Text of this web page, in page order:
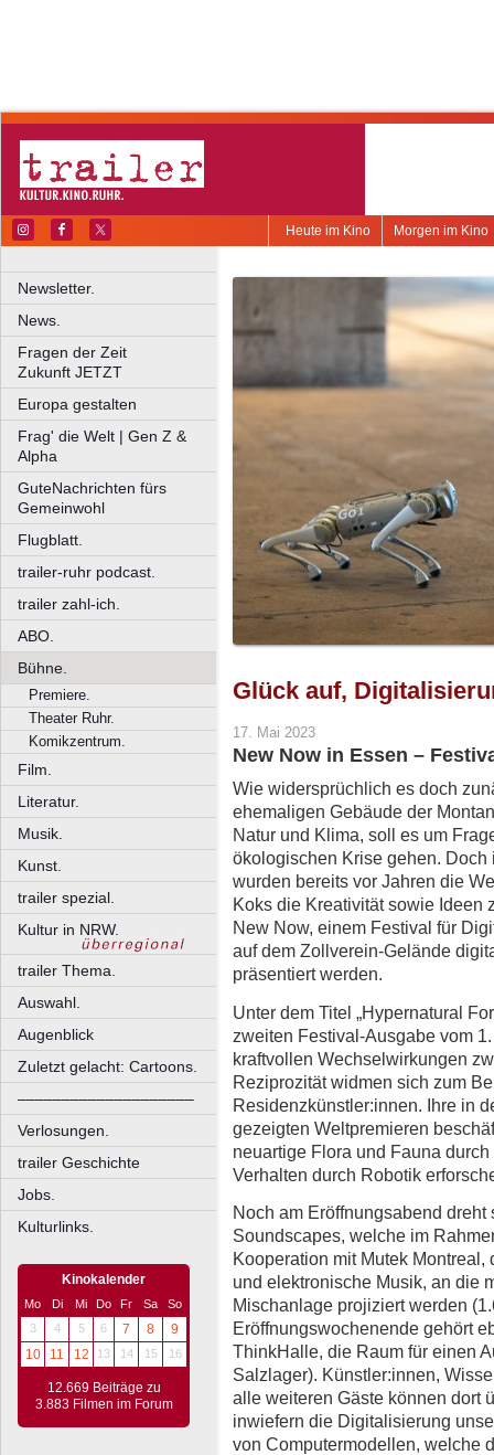
Morgen im Kino
Heute im Kino
Newsletter.
News.
Fragen der Zeit
Zukunft JETZT
Europa gestalten
Frag' die Welt | Gen Z &
Alpha
GuteNachrichten fürs
Gemeinwohl
Flugblatt.
trailer-ruhr podcast.
trailer zahl-ich.
ABO.
Bühne.
Premiere.
Theater Ruhr.
Komikzentrum.
Film.
Literatur.
Musik.
Kunst.
trailer spezial.
Kultur in NRW.
trailer Thema.
Auswahl.
Augenblick
Zuletzt gelacht: Cartoons.
––––––––––––––––––––
Verlosungen.
trailer Geschichte
Jobs.
Kulturlinks.
Kinokalender
Mo Di Mi Do Fr Sa
So
3
4 5 6 7 8
9
10
11 12 13 14 15 16
12.669 Beiträge zu
3.883 Filmen im Forum
Glück auf,
17. Mai 2023
New Now in Essen –
Wie widersprüchlich es doch
ehemaligen Gebäude der
Natur und Klima, soll es um
ökologischen Krise gehen.
wurden bereits vor Jahren die
Koks die Kreativität sowie Ideen
New Now, einem Festival für
auf dem Zollverein-Gelände
präsentiert werden.
Unter dem Titel „Hypernatural
zweiten Festival-Ausgabe vom
kraftvollen Wechselwirkungen
Reziprozität widmen sich zum
Residenzkünstler:innen. Ihre in
gezeigten Weltpremieren
neuartige Flora und Fauna
Verhalten durch Robotik
Noch am Eröffnungsabend
Soundscapes, welche im
Kooperation mit Mutek
und elektronische Musik, an die
Mischanlage projiziert werden
Eröffnungswochenende gehört
ThinkHalle, die Raum für einen
Salzlager). Künstler:innen,
alle weiteren Gäste können dort
inwiefern die Digitalisierung
von Computermodellen, welche